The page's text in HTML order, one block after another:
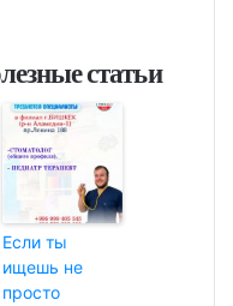
статьи
Если ты
ищешь не
просто